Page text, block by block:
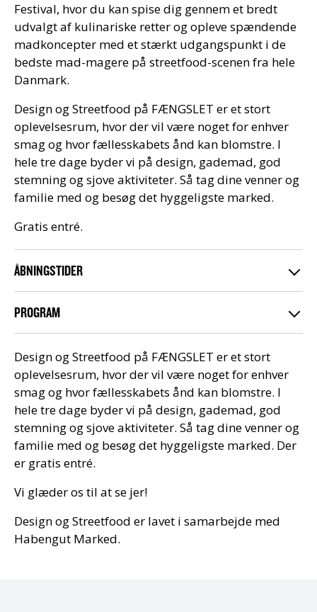
Festival, hvor du kan spise dig gennem et bredt
udvalgt af kulinariske retter og opleve spændende
madkoncepter med et stærkt udgangspunkt i de
bedste mad-magere på streetfood-scenen fra hele
Danmark.
Design og Streetfood på FÆNGSLET er et stort
oplevelsesrum, hvor der vil være noget for enhver
smag og hvor fællesskabets ånd kan blomstre. I
hele tre dage byder vi på design, gademad, god
stemning og sjove aktiviteter. Så tag dine venner og
familie med og besøg det hyggeligste marked.
Gratis entré.
ÅBNINGSTIDER
PROGRAM
Design og Streetfood på FÆNGSLET er et stort
oplevelsesrum, hvor der vil være noget for enhver
smag og hvor fællesskabets ånd kan blomstre. I
hele tre dage byder vi på design, gademad, god
stemning og sjove aktiviteter. Så tag dine venner og
familie med og besøg det hyggeligste marked. Der
er gratis entré.
Vi glæder os til at se jer!
Design og Streetfood er lavet i samarbejde med
Habengut Marked.